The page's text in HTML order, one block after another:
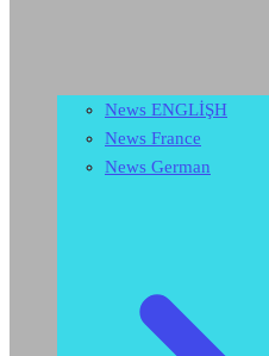
News ENGLİŞH
News France
News German